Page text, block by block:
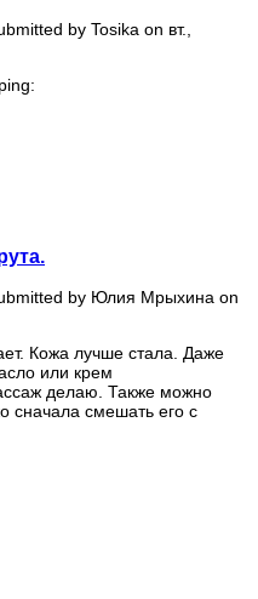
by Tosika on вт.,
by Юлия Мрыхина on
Кожа лучше стала. Даже
или крем
делаю. Также можно
сначала смешать его с